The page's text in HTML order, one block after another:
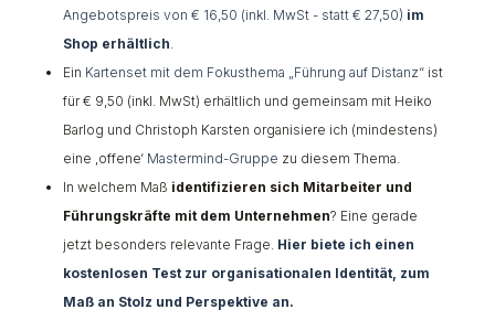
Angebotspreis von € 16,50 (inkl. MwSt - statt € 27,50) im
Shop erhältlich.
Ein Kartenset mit dem Fokusthema „Führung auf Distanz“ist
für € 9,50 (inkl. MwSt) erhältlich und gemeinsam mit Heiko
Barlog und Christoph Karsten organisiere ich (mindestens)
eine ‚offene‘ Mastermind-Gruppe zu diesem Thema.
In welchem Maß identifizieren sich Mitarbeiter und
Führungskräfte mit dem Unternehmen? Eine gerade
jetzt besonders relevante Frage. Hier biete ich einen
kostenlosen Test zur organisationalen Identität, zum
Maß an Stolz und Perspektive an.